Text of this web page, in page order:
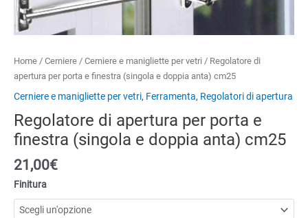
Home / Cerniere / Cerniere e manigliette per vetri / Regolatore di
apertura per porta e finestra (singola e doppia anta) cm25
Cerniere e manigliette per vetri, Ferramenta, Regolatori di apertura
Regolatore di apertura per porta e
finestra (singola e doppia anta) cm25
21,00€
Finitura